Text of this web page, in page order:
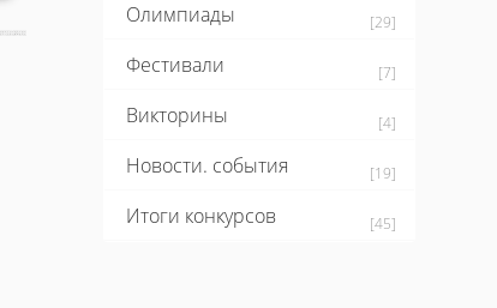
Олимпиады [29]
Фестивали [7]
Викторины [4]
Новости. события [19]
Итоги конкурсов [45]